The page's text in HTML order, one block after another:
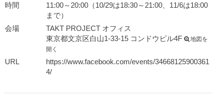
時間
11:00～20:00（10/29は18:30～21:00、11/6は18:00
まで）
会場
TAKT PROJECT オフィス
東京都文京区白山1-33-15 コンドウビル4F
地図を
開く
URL
https://www.facebook.com/events/34668125900361
4/